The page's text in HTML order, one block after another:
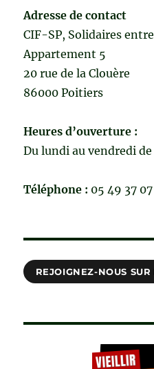
Adresse de contact
CIF-SP, Solidaires
Appartement 5
20 rue de la Clouère
86000 Poitiers
Heures d’ouverture :
Du lundi au vendredi
Téléphone : 05 49 37
REJOIGNEZ-NOUS